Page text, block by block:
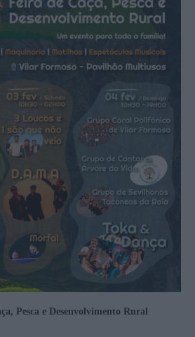
Pesca e Desenvolvimento Rural